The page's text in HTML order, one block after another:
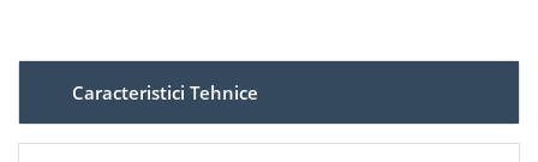
Compatibilitate posibilă: alte motoare Honda seria GX,
Coduri echivalente: 17210-ZE3-505, 17210-ZE3-000
Rol principal: protecția motorului împotriva prafului și
impurităților
Caracteristici Tehnice